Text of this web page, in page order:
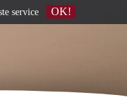
service OK!